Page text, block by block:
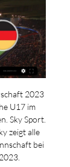
2023
U17 im
Sky Sport.
zeigt alle
bei